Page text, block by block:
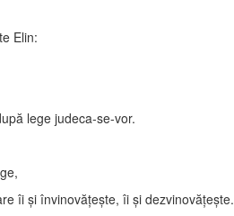
Elin:
lege judeca-se-vor.
îi şi învinovăţeşte, îi şi dezvinovăţeşte.